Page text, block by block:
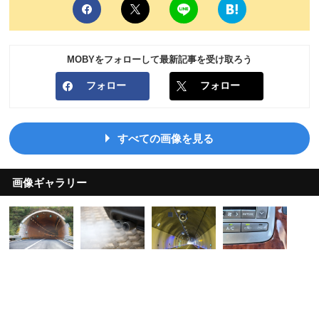
MOBYをフォローして最新記事を受け取ろう
フォロー フォロー
すべての画像を見る
画像ギャラリー